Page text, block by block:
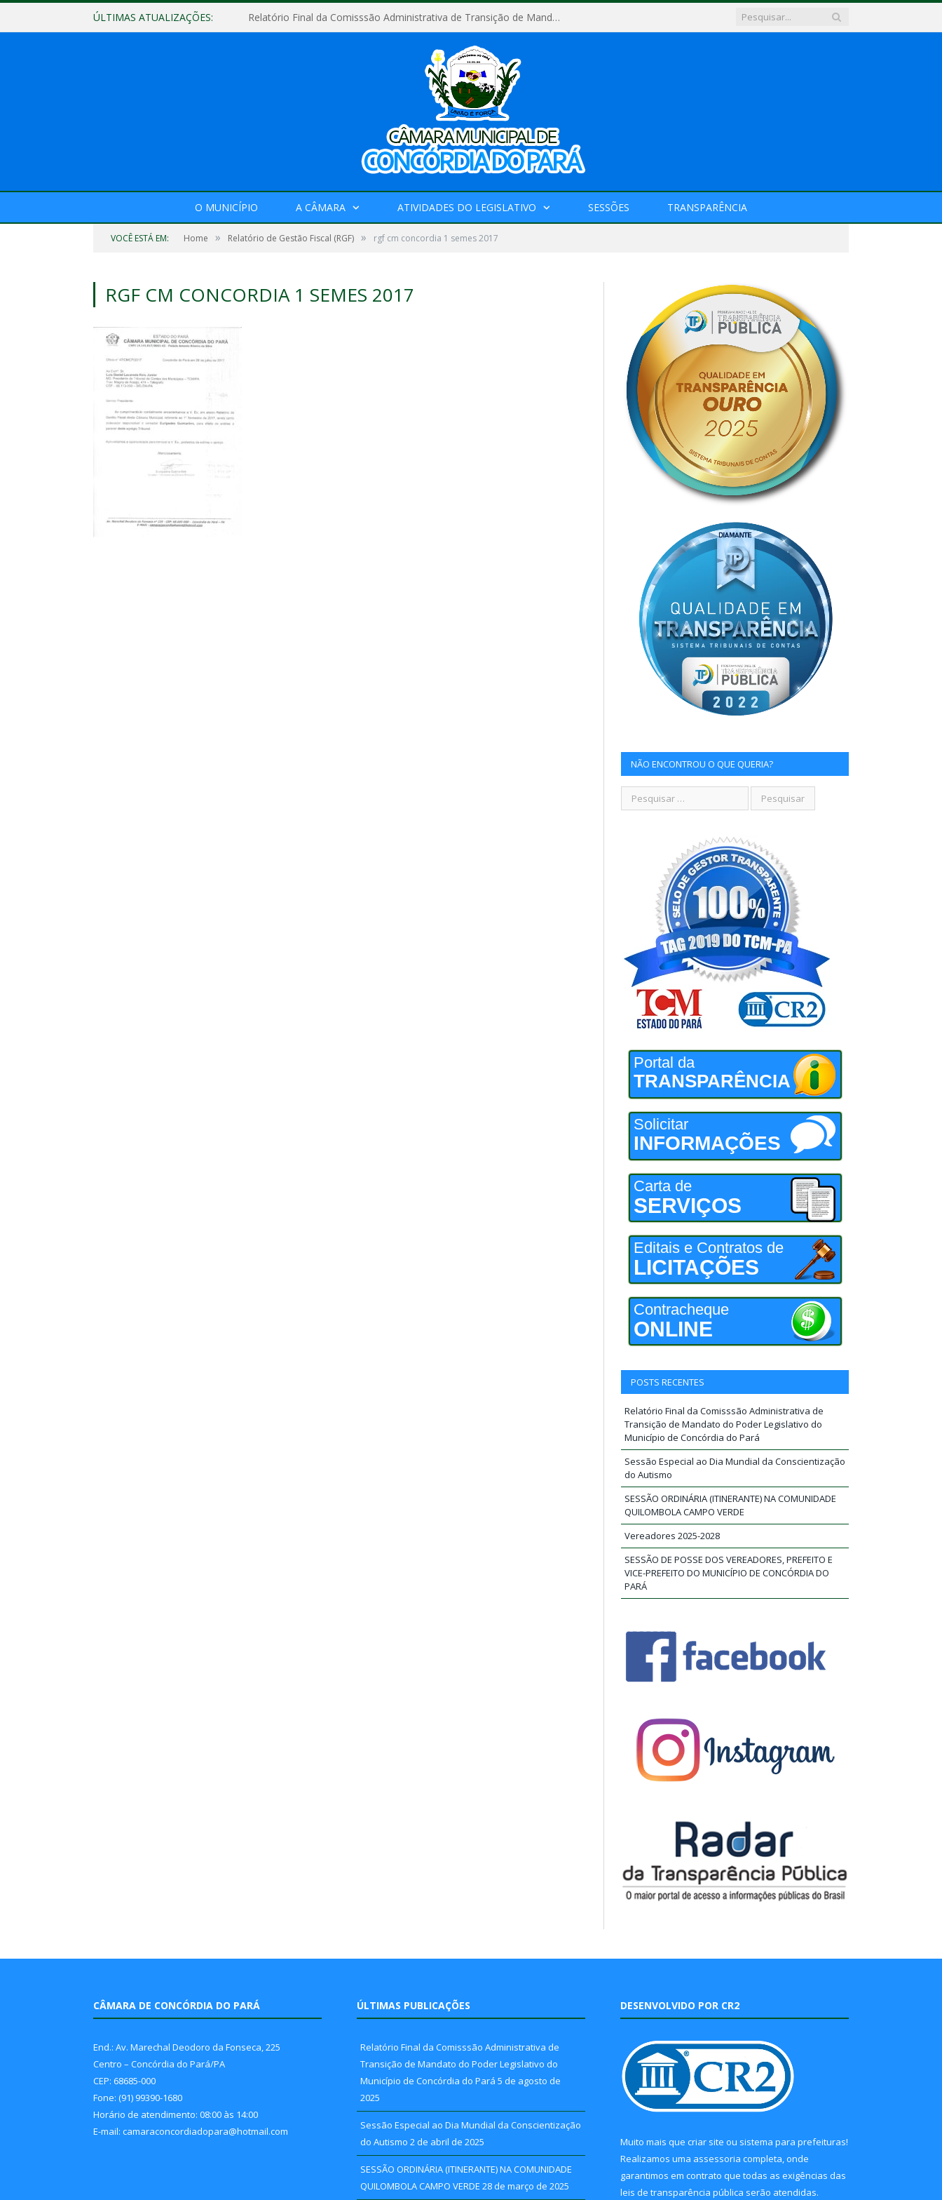
ÚLTIMAS ATUALIZAÇÕES: Relatório Final da Comisssão Administrativa de Transição de Mandato do Poder Legislativo do Município de Concórdia do Pará
O MUNICÍPIO A CÂMARA ATIVIDADES DO LEGISLATIVO SESSÕES TRANSPARÊNCIA
VOCÊ ESTÁ EM: Home » Relatório de Gestão Fiscal (RGF) » rgf cm concordia 1 semes 2017
RGF CM CONCORDIA 1 SEMES 2017
NÃO ENCONTROU O QUE QUERIA?
Portal da
TRANSPARÊNCIA
Solicitar
INFORMAÇÕES
Carta de
SERVIÇOS
Editais e Contratos de
LICITAÇÕES
Contracheque
ONLINE
POSTS RECENTES
Relatório Final da Comisssão Administrativa de
Transição de Mandato do Poder Legislativo do
Município de Concórdia do Pará
Sessão Especial ao Dia Mundial da Conscientização
do Autismo
SESSÃO ORDINÁRIA (ITINERANTE) NA COMUNIDADE
QUILOMBOLA CAMPO VERDE
Vereadores 2025-2028
SESSÃO DE POSSE DOS VEREADORES, PREFEITO E
VICE-PREFEITO DO MUNICÍPIO DE CONCÓRDIA DO
PARÁ
CÂMARA DE CONCÓRDIA DO PARÁ
End.: Av. Marechal Deodoro da Fonseca, 225
Centro – Concórdia do Pará/PA
CEP: 68685-000
Fone: (91) 99390-1680
Horário de atendimento: 08:00 às 14:00
E-mail: camaraconcordiadopara@hotmail.com
ÚLTIMAS PUBLICAÇÕES
Relatório Final da Comisssão Administrativa de
Transição de Mandato do Poder Legislativo do
Município de Concórdia do Pará 5 de agosto de
2025
Sessão Especial ao Dia Mundial da Conscientização
do Autismo 2 de abril de 2025
SESSÃO ORDINÁRIA (ITINERANTE) NA COMUNIDADE
QUILOMBOLA CAMPO VERDE 28 de março de 2025
DESENVOLVIDO POR CR2
Muito mais que criar site ou sistema para prefeituras!
Realizamos uma assessoria completa, onde
garantimos em contrato que todas as exigências das
leis de transparência pública serão atendidas.